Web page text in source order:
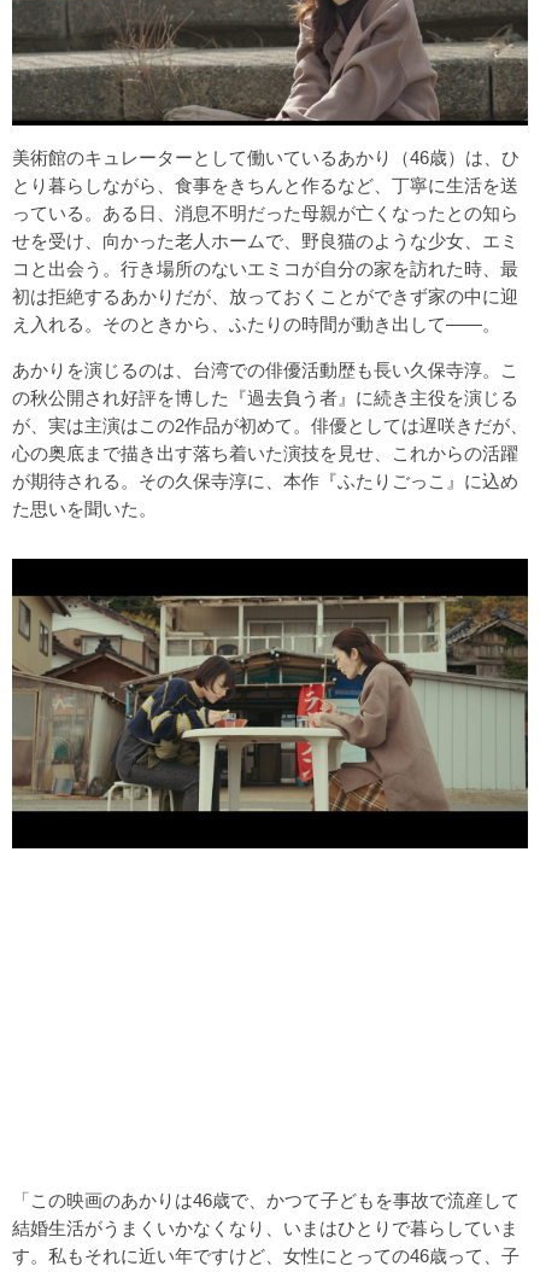
美術館のキュレーターとして働いているあかり（46歳）は、ひ
とり暮らしながら、食事をきちんと作るなど、丁寧に生活を送
っている。ある日、消息不明だった母親が亡くなったとの知ら
せを受け、向かった老人ホームで、野良猫のような少女、エミ
コと出会う。行き場所のないエミコが自分の家を訪れた時、最
初は拒絶するあかりだが、放っておくことができず家の中に迎
え入れる。そのときから、ふたりの時間が動き出して――。
あかりを演じるのは、台湾での俳優活動歴も長い久保寺淳。こ
の秋公開され好評を博した『過去負う者』に続き主役を演じる
が、実は主演はこの2作品が初めて。俳優としては遅咲きだが、
心の奥底まで描き出す落ち着いた演技を見せ、これからの活躍
が期待される。その久保寺淳に、本作『ふたりごっこ』に込め
た思いを聞いた。
「この映画のあかりは46歳で、かつて子どもを事故で流産して
結婚生活がうまくいかなくなり、いまはひとりで暮らしていま
す。私もそれに近い年ですけど、女性にとっての46歳って、子